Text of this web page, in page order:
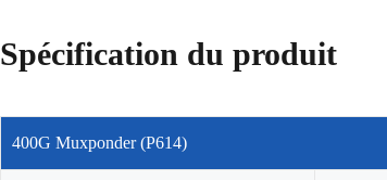
Spécification du produit
400G Muxponder (P614)